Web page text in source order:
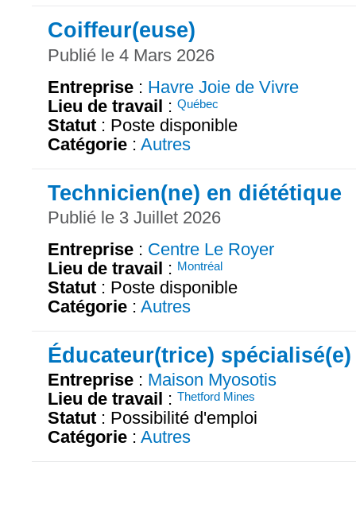
Coiffeur(euse)
Publié le 4 Mars 2026
Entreprise : Havre Joie de Vivre
Lieu de travail : Québec
Statut : Poste disponible
Catégorie : Autres
Technicien(ne) en diététique
Publié le 3 Juillet 2026
Entreprise : Centre Le Royer
Lieu de travail : Montréal
Statut : Poste disponible
Catégorie : Autres
Éducateur(trice) spécialisé(e)
Entreprise : Maison Myosotis
Lieu de travail : Thetford Mines
Statut : Possibilité d'emploi
Catégorie : Autres